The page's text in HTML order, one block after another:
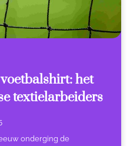
het
textielarbeiders
onderging de